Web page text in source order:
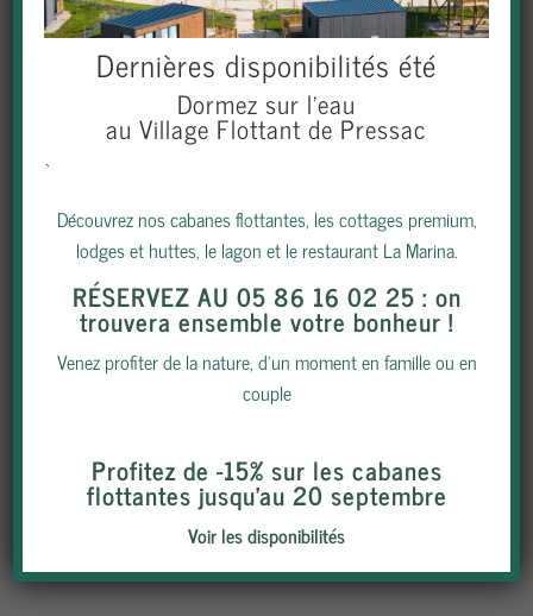
Dernières disponibilités été
Dormez sur l’eau
au Village Flottant de Pressac
`
Découvrez nos cabanes flottantes, les cottages premium,
lodges et huttes, le lagon et le restaurant La Marina.
RÉSERVEZ AU 05 86 16 02 25 : on
trouvera ensemble votre bonheur !
Venez profiter de la nature, d’un moment en famille ou en
couple
Profitez de -15% sur les cabanes
flottantes jusqu’au 20 septembre
Voir les disponibilités